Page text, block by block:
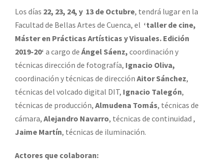
Los días 22, 23, 24, y 13 de Octubre, tendrá lugar en la
Facultad de Bellas Artes de Cuenca, el ‘taller de cine,
Máster en Prácticas Artísticas y Visuales. Edición
2019-20‘ a cargo deÁngel Sáenz, coordinación y
técnicas dirección de fotografía, Ignacio Oliva,
coordinación y técnicas de direcciónAitor Sánchez,
técnicas del volcado digital DIT, Ignacio Talegón,
técnicas de producción,Almudena Tomás, técnicas de
cámara,Alejandro Navarro, técnicas de continuidad ,
Jaime Martín, técnicas de iluminación.
Actores que colaboran: